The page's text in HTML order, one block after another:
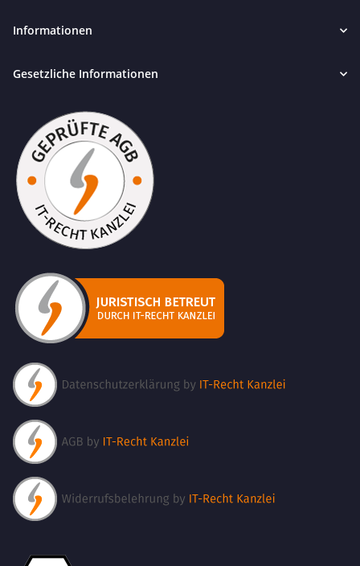
Informationen
Gesetzliche Informationen